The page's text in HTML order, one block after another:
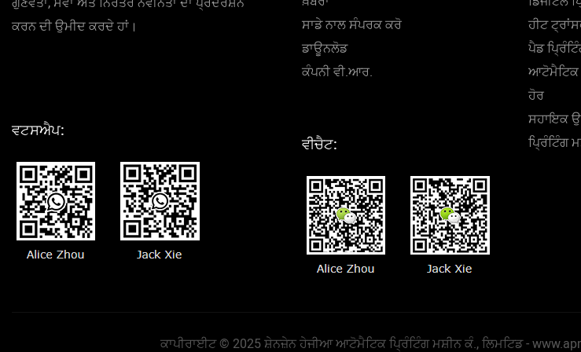
ਕਰਨ ਦੀ ਉਮੀਦ ਕਰਦੇ ਹਾਂ।
ਵਟਸਐਪ:
ਸਾਡੇ ਨਾਲ ਸੰਪਰਕ ਕਰੋ
ਡਾਊਨਲੋਡ
ਕੰਪਨੀ ਵੀ.ਆਰ.
ਵੀਚੈਟ:
ਹੀਟ
ਪੈਡ
ਆਟੋਮੈਟਿਕ
ਹੋਰ
ਸਹਾਇਕ
ਪ੍ਰਿੰਟਿੰਗ
ਕਾਪੀਰਾਈਟ © 2025 ਸ਼ੇਨਜ਼ੇਨ ਹੇਜੀਆ ਆਟੋਮੈਟਿਕ ਪ੍ਰਿੰਟਿੰਗ ਮਸ਼ੀਨ ਕੰ., ਲਿਮਟਿਡ -